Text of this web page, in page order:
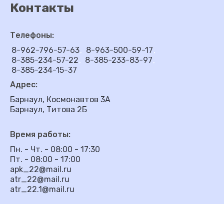
Контакты
Телефоны:
8-962-796-57-63
8-963-500-59-17
8-385-234-57-22
8-385-233-83-97
8-385-234-15-37
Адрес:
Барнаул, Космонавтов 3А
Барнаул, Титова 2Б
Время работы:
Пн. - Чт. - 08:00 - 17:30
Пт. - 08:00 - 17:00
apk_22@mail.ru
atr_22@mail.ru
atr_22.1@mail.ru